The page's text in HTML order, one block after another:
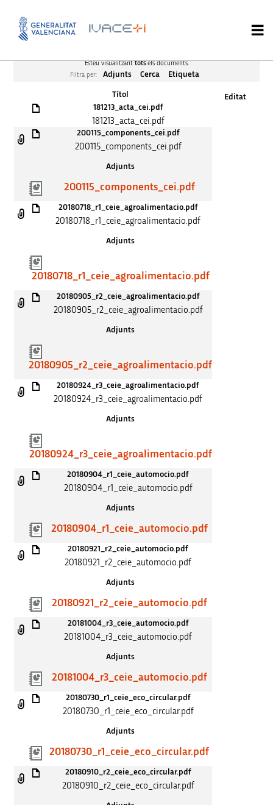
Esteu visualitzant totsels documents.
Filtra per:
Adjunts Cerca Etiqueta
Títol
Editat
181213_acta_cei.pdf
181213_acta_cei.pdf
200115_components_cei.pdf
200115_components_cei.pdf
Adjunts
200115_components_cei.pdf
20180718_r1_ceie_agroalimentacio.pdf
20180718_r1_ceie_agroalimentacio.pdf
Adjunts
20180718_r1_ceie_agroalimentacio.pdf
20180905_r2_ceie_agroalimentacio.pdf
20180905_r2_ceie_agroalimentacio.pdf
Adjunts
20180905_r2_ceie_agroalimentacio.pdf
20180924_r3_ceie_agroalimentacio.pdf
20180924_r3_ceie_agroalimentacio.pdf
Adjunts
20180924_r3_ceie_agroalimentacio.pdf
20180904_r1_ceie_automocio.pdf
20180904_r1_ceie_automocio.pdf
Adjunts
20180904_r1_ceie_automocio.pdf
20180921_r2_ceie_automocio.pdf
20180921_r2_ceie_automocio.pdf
Adjunts
20180921_r2_ceie_automocio.pdf
20181004_r3_ceie_automocio.pdf
20181004_r3_ceie_automocio.pdf
Adjunts
20181004_r3_ceie_automocio.pdf
20180730_r1_ceie_eco_circular.pdf
20180730_r1_ceie_eco_circular.pdf
Adjunts
20180730_r1_ceie_eco_circular.pdf
20180910_r2_ceie_eco_circular.pdf
20180910_r2_ceie_eco_circular.pdf